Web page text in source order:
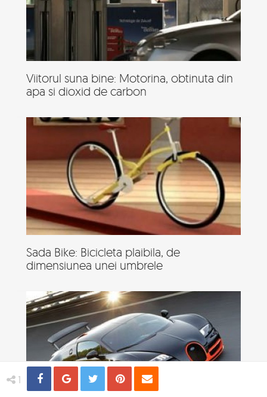
1 Share Distribuie
Tweet Pin
Viitorul suna bine: Motorina, obtinuta din
apa si dioxid de carbon
Sada Bike: Bicicleta plaibila, de
dimensiunea unei umbrele